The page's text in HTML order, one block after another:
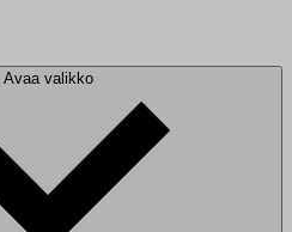
Avaa valikko